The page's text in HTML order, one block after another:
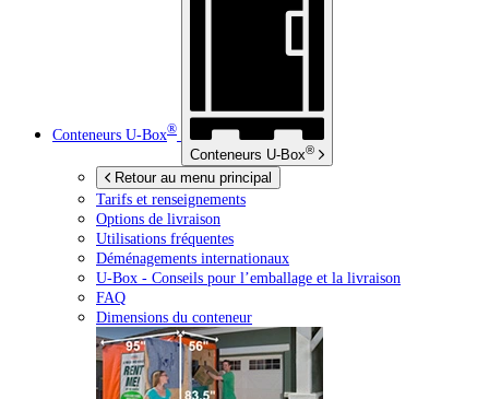
Conteneurs U-Box®
Conteneurs U-Box®
Retour au menu principal
Tarifs et renseignements
Options de livraison
Utilisations fréquentes
Déménagements internationaux
U-Box - Conseils pour l’emballage et la livraison
FAQ
Dimensions du conteneur